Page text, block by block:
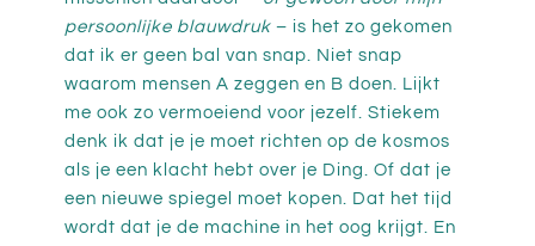
persoonlijke blauwdruk – is het zo gekomen
dat ik er geen bal van snap. Niet snap
waarom mensen A zeggen en B doen. Lijkt
me ook zo vermoeiend voor jezelf. Stiekem
denk ik dat je je moet richten op de kosmos
als je een klacht hebt over je Ding. Of dat je
een nieuwe spiegel moet kopen. Dat het tijd
wordt dat je de machine in het oog krijgt. En